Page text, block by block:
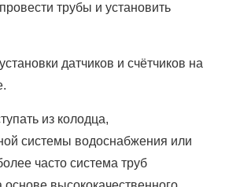
трубы и установить
датчиков и счётчиков на
из колодца,
системы водоснабжения или
часто система труб